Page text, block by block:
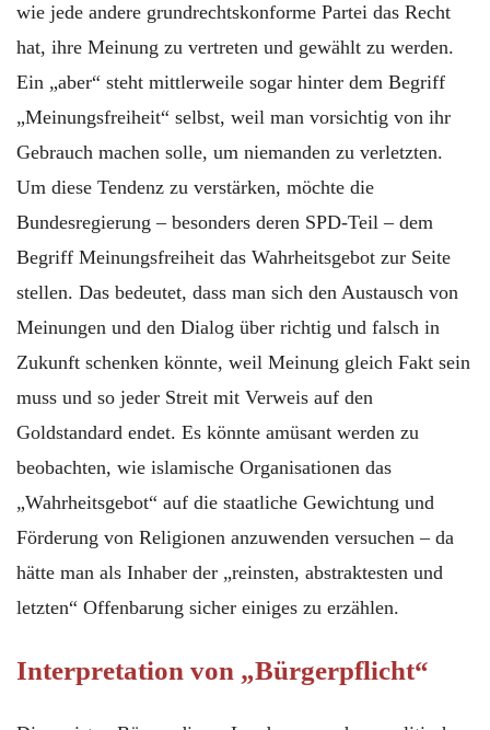
wie jede andere grundrechtskonforme Partei das Recht
hat, ihre Meinung zu vertreten und gewählt zu werden.
Ein „aber“ steht mittlerweile sogar hinter dem Begriff
„Meinungsfreiheit“ selbst, weil man vorsichtig von ihr
Gebrauch machen solle, um niemanden zu verletzten.
Um diese Tendenz zu verstärken, möchte die
Bundesregierung – besonders deren SPD-Teil – dem
Begriff Meinungsfreiheit das Wahrheitsgebot zur Seite
stellen. Das bedeutet, dass man sich den Austausch von
Meinungen und den Dialog über richtig und falsch in
Zukunft schenken könnte, weil Meinung gleich Fakt sein
muss und so jeder Streit mit Verweis auf den
Goldstandard endet. Es könnte amüsant werden zu
beobachten, wie islamische Organisationen das
„Wahrheitsgebot“ auf die staatliche Gewichtung und
Förderung von Religionen anzuwenden versuchen – da
hätte man als Inhaber der „reinsten, abstraktesten und
letzten“ Offenbarung sicher einiges zu erzählen.
Interpretation von „Bürgerpflicht“